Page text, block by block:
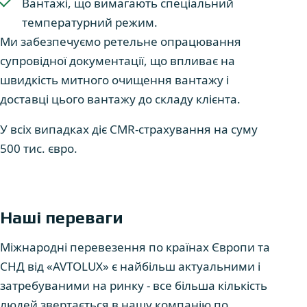
температурний режим.
Ми забезпечуємо ретельне опрацювання
супровідної документації, що впливає на
швидкість митного очищення вантажу і
доставці цього вантажу до складу клієнта.
У всіх випадках діє CMR-страхування на суму
500 тис. євро.
Наші переваги
Міжнародні перевезення по країнах Європи та
СНД від «AVTOLUX» є найбільш актуальними і
затребуваними на ринку - все більша кількість